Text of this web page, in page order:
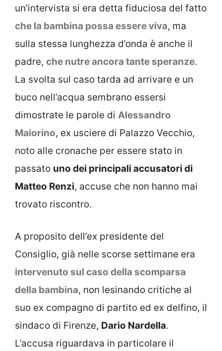
un’intervista si era detta fiduciosa del fatto
che la bambina possa essere viva, ma
sulla stessa lunghezza d’onda è anche il
padre, che nutre ancora tante speranze.
La svolta sul caso tarda ad arrivare e un
buco nell’acqua sembrano essersi
dimostrate le parole di Alessandro
Maiorino, ex usciere di Palazzo Vecchio,
noto alle cronache per essere stato in
passato uno dei principali accusatori di
Matteo Renzi, accuse che non hanno mai
trovato riscontro.
A proposito dell’ex presidente del
Consiglio, già nelle scorse settimane era
intervenuto sul caso della scomparsa
della bambina, non lesinando critiche al
suo ex compagno di partito ed ex delfino, il
sindaco di Firenze, Dario Nardella.
L’accusa riguardava in particolare il